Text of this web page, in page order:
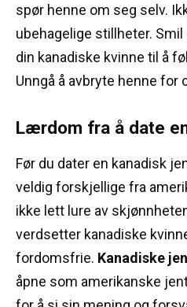
spør henne om seg selv.
ubehagelige stillheter.
din kanadiske kvinne til å
Unngå å avbryte henne for
Lærdom fra å date
Før du dater en kanadisk
veldig forskjellige fra
ikke lett lure av
verdsetter kanadiske
fordomsfrie. Kanadiske
åpne som amerikanske